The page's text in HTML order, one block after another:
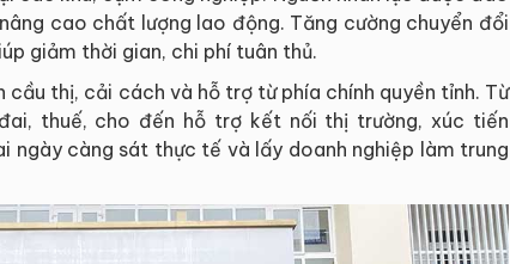
cao chất lượng lao động. Tăng cường chuyển đổi
giảm thời gian, chi phí tuân thủ.
thị, cải cách và hỗ trợ từ phía chính quyền tỉnh. Từ
thuế, cho đến hỗ trợ kết nối thị trường, xúc tiến
ngày càng sát thực tế và lấy doanh nghiệp làm trung